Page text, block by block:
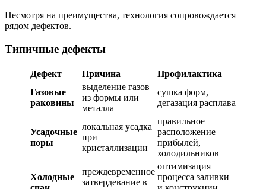
Несмотря на преимущества, технология сопровождается
рядом дефектов.
Типичные дефекты
Дефект Причина
Профилактика
Газовые
раковины
выделение газов
из формы или
металла
сушка форм,
дегазация расплава
Усадочные
поры
локальная усадка
при
кристаллизации
правильное
расположение
прибылей,
холодильников
Холодные
преждевременное
затвердевание в
оптимизация
процесса заливки